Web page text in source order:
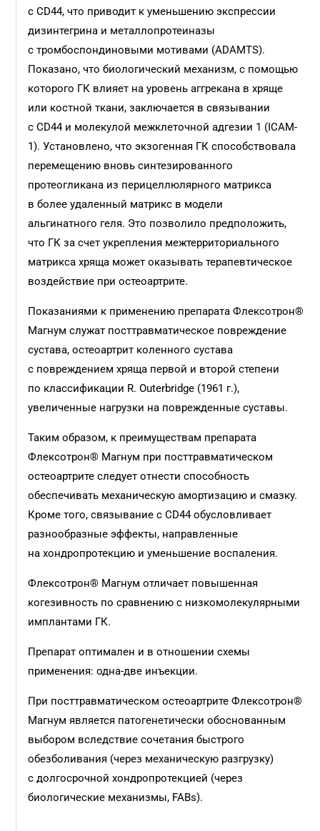
с CD44, что приводит к уменьшению экспрессии
дизинтегрина и металлопротеиназы
с тромбоспондиновыми мотивами (ADAMTS).
Показано, что биологический механизм, с помощью
которого ГК влияет на уровень аггрекана в хряще
или костной ткани, заключается в связывании
с CD44 и молекулой межклеточной адгезии 1 (ICAM-
1). Установлено, что экзогенная ГК способствовала
перемещению вновь синтезированного
протеогликана из перицеллюлярного матрикса
в более удаленный матрикс в модели
альгинатного геля. Это позволило предположить,
что ГК за счет укрепления межтерриториального
матрикса хряща может оказывать терапевтическое
воздействие при остеоартрите.
Показаниями к применению препарата Флексотрон®
Магнум служат посттравматическое повреждение
сустава, остеоартрит коленного сустава
с повреждением хряща первой и второй степени
по классификации R. Outerbridge (1961 г.),
увеличенные нагрузки на поврежденные суставы.
Таким образом, к преимуществам препарата
Флексотрон® Магнум при посттравматическом
остеоартрите следует отнести способность
обеспечивать механическую амортизацию и смазку.
Кроме того, связывание с CD44 обусловливает
разнообразные эффекты, направленные
на хондропротекцию и уменьшение воспаления.
Флексотрон® Магнум отличает повышенная
когезивность по сравнению с низкомолекулярными
имплантами ГК.
Препарат оптимален и в отношении схемы
применения: одна-две инъекции.
При посттравматическом остеоартрите Флексотрон®
Магнум является патогенетически обоснованным
выбором вследствие сочетания быстрого
обезболивания (через механическую разгрузку)
с долгосрочной хондропротекцией (через
биологические механизмы, FABs).